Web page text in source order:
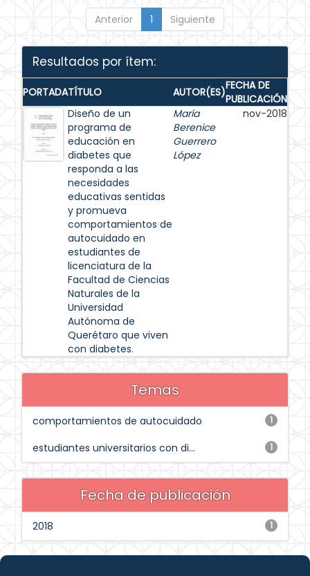
Anterior 1 Siguiente
Resultados por ítem:
PORTADATÍTULO AUTOR(ES)FECHA DE
PUBLICACIÓN
Diseño de un
programa de
educación en
diabetes que
responda a las
necesidades
educativas sentidas
y promueva
comportamientos de
autocuidado en
estudiantes de
licenciatura de la
Facultad de Ciencias
Naturales de la
Universidad
Autónoma de
Querétaro que viven
con diabetes.
María
Berenice
Guerrero
López
nov-2018
Temas
1
comportamientos de autocuidado
1
estudiantes universitarios con di...
Fecha de publicación
1
2018